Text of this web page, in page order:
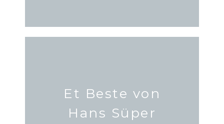
Et Beste von
Hans Süper